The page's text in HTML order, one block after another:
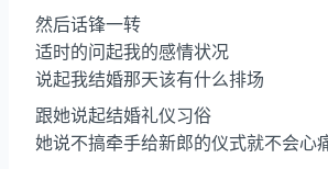
然后话锋一转
适时的问起我的感情状况
说起我结婚那天该有什么排场
跟她说起结婚礼仪习俗
她说不搞牵手给新郎的仪式就不会心